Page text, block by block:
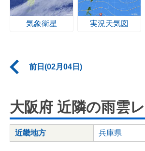
気象衛星 実況天気図
前日(02月04日)
大阪府 近隣の雨雲
近畿地方 兵庫県